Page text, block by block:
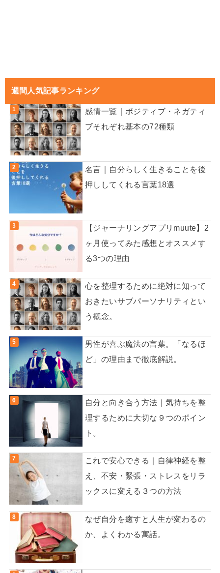
週間人気記事ランキング
感情一覧｜ポジティブ・ネガティ
ブそれぞれ基本の72種類
名言｜自分らしく生きることを後
押ししてくれる言葉18選
【ジャーナリングアプリmuute】2
ヶ月使ってみた感想とオススメす
る3つの理由
心を整理するために絶対に知って
おきたいサブパーソナリティとい
う概念。
男性が喜ぶ魔法の言葉。「なるほ
ど」の理由まで徹底解説。
自分と向き合う方法｜気持ちを整
理するために大切な９つのポイン
ト。
これで安心できる｜自律神経を整
え、不安・緊張・ストレスをリラ
ックスに変える３つの方法
なぜ自分を癒すと人生が変わるの
か、よくわかる寓話。